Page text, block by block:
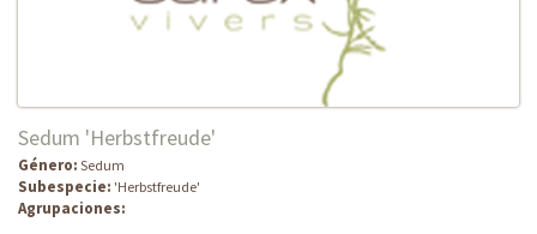
Sedum 'Herbstfreude'
Género: Sedum
Subespecie: 'Herbstfreude'
Agrupaciones: